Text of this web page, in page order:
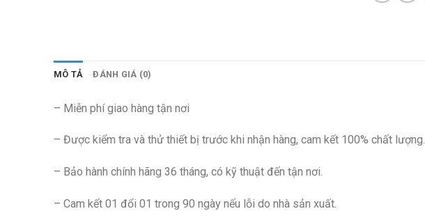
MÔ TẢ ĐÁNH GIÁ (0)
– Miễn phí giao hàng tận nơi
– Được kiểm tra và thử thiết bị trước khi nhận hàng, cam kết 100% chất lượng.
– Bảo hành chính hãng 36 tháng, có kỹ thuật đến tận nơi.
– Cam kết 01 đổi 01 trong 90 ngày nếu lỗi do nhà sản xuất.